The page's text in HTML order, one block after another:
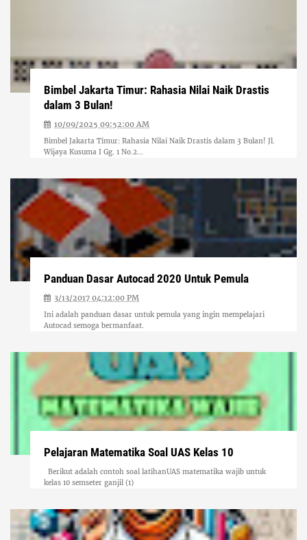
Bimbel Jakarta Timur: Rahasia Nilai Naik Drastis
dalam 3 Bulan!
10/09/2025 09:52:00 AM
Bimbel Jakarta Timur: Rahasia Nilai Naik Drastis dalam 3 Bulan! Jl.
Wijaya Kusuma I Gg. 1 No.2...
Panduan Dasar Autocad 2020 Untuk Pemula
3/13/2017 04:12:00 PM
Ini adalah panduan dasar untuk pemula yang ingin mempelajari
Autocad semoga bermanfaat.
Pelajaran Matematika Soal UAS Kelas 10
Berikut adalah contoh soal latihanUAS matematika wajib untuk
kelas 10 semseter ganjil (1)